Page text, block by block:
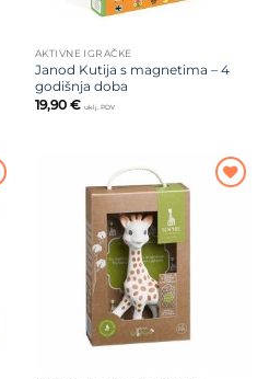
AKTIVNE IGRAČKE
Janod Kutija s magnetima – 4
godišnja doba
19,90 € uklj. PDV